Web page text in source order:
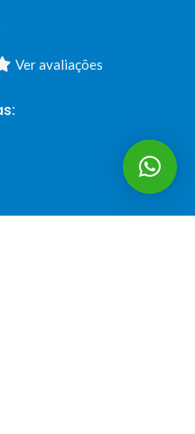
Ver avaliações